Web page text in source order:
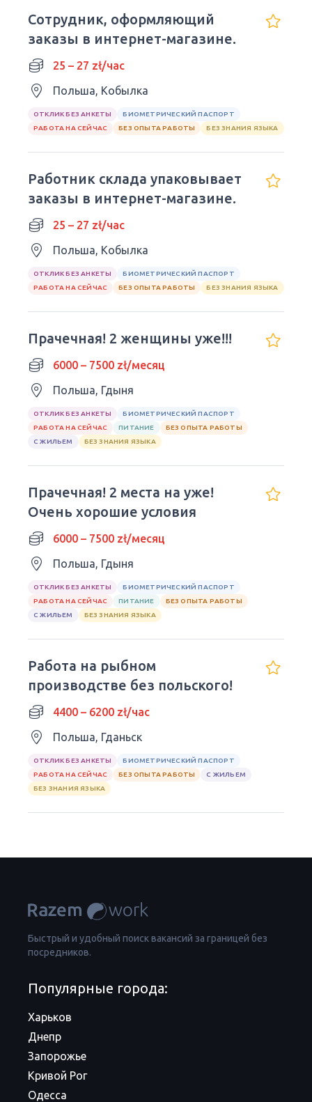
Сотрудник, оформляющий
заказы в интернет-магазине.
25 – 27 zł/час
Польша, Кобылка
ОТКЛИК БЕЗ АНКЕТЫ
БИОМЕТРИЧЕСКИЙ ПАСПОРТ
РАБОТА НА СЕЙЧАС
БЕЗ ОПЫТА РАБОТЫ БЕЗ ЗНАНИЯ ЯЗЫКА
Работник склада упаковывает
заказы в интернет-магазине.
25 – 27 zł/час
Польша, Кобылка
ОТКЛИК БЕЗ АНКЕТЫ
БИОМЕТРИЧЕСКИЙ ПАСПОРТ
РАБОТА НА СЕЙЧАС
БЕЗ ОПЫТА РАБОТЫ БЕЗ ЗНАНИЯ ЯЗЫКА
Прачечная! 2 женщины уже!!!
6000 – 7500 zł/месяц
Польша, Гдыня
ОТКЛИК БЕЗ АНКЕТЫ
БИОМЕТРИЧЕСКИЙ ПАСПОРТ
РАБОТА НА СЕЙЧАС
ПИТАНИЕ
БЕЗ ОПЫТА РАБОТЫ
С ЖИЛЬЕМ
БЕЗ ЗНАНИЯ ЯЗЫКА
Прачечная! 2 места на уже!
Очень хорошие условия
6000 – 7500 zł/месяц
Польша, Гдыня
ОТКЛИК БЕЗ АНКЕТЫ
БИОМЕТРИЧЕСКИЙ ПАСПОРТ
РАБОТА НА СЕЙЧАС
ПИТАНИЕ
БЕЗ ОПЫТА РАБОТЫ
С ЖИЛЬЕМ
БЕЗ ЗНАНИЯ ЯЗЫКА
Работа на рыбном
производстве без польского!
4400 – 6200 zł/час
Польша, Гданьск
ОТКЛИК БЕЗ АНКЕТЫ
БИОМЕТРИЧЕСКИЙ ПАСПОРТ
РАБОТА НА СЕЙЧАС
БЕЗ ОПЫТА РАБОТЫ
С ЖИЛЬЕМ
БЕЗ ЗНАНИЯ ЯЗЫКА
Быстрый и удобный поиск вакансий за границей без
посредников.
Популярные города:
Харьков
Днепр
Запорожье
Кривой Рог
Одесса